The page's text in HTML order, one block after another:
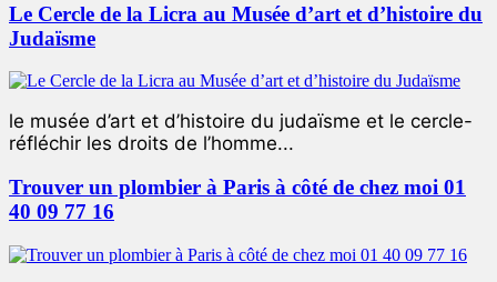
Le Cercle de la Licra au Musée d’art et d’histoire du
Judaïsme
le musée d’art et d’histoire du judaïsme et le cercle-
réfléchir les droits de l’homme...
Trouver un plombier à Paris à côté de chez moi 01
40 09 77 16